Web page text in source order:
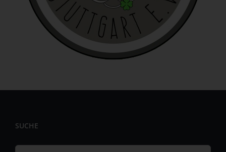
SUCHE
identifizierbar wird eine natürliche Person angesehen, die
direkt oder indirekt, insbesondere mittels Zuordnung zu
einer Kennung wie einem Namen, zu einer Kennnummer,
zu Standortdaten, zu einer Online-Kennung oder zu
einem oder mehreren besonderen Merkmalen, die
Ausdruck der physischen, physiologischen, genetischen,
werden kann.
Betroffene Person ist jede identifizierte oder
personenbezogene Daten von dem für die Verarbeitung